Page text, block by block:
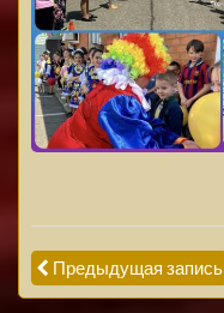
Предыдущая запись